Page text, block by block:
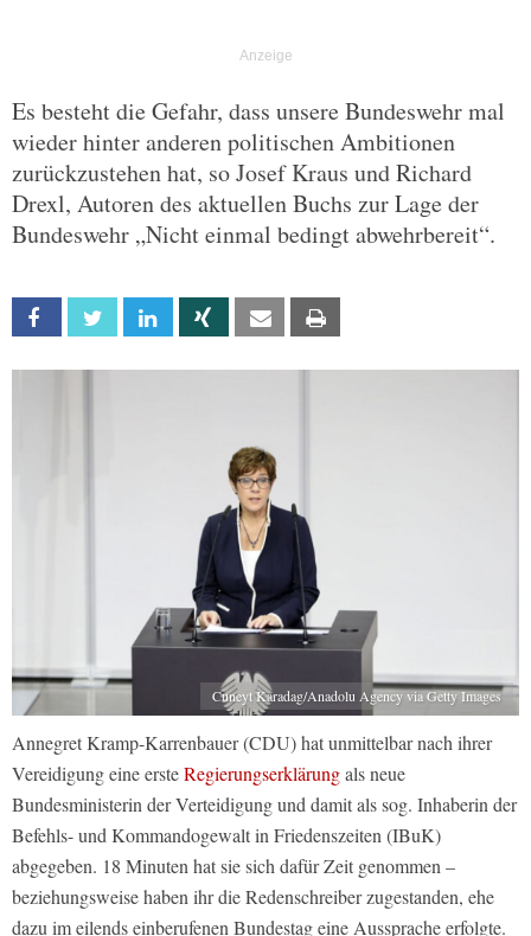
Es besteht die Gefahr, dass unsere Bundeswehr mal
wieder hinter anderen politischen Ambitionen
zurückzustehen hat, so Josef Kraus und Richard
Drexl, Autoren des aktuellen Buchs zur Lage der
Bundeswehr „Nicht einmal bedingt abwehrbereit“.
Facebook Twitter Linkedin Xing Email
Cuneyt Karadag/Anadolu Agency via Getty Images
Annegret Kramp-Karrenbauer (CDU) hat unmittelbar nach ihrer
Vereidigung eine ersteRegierungserklärungals neue
Bundesministerin der Verteidigung und damit als sog. Inhaberin der
Befehls- und Kommandogewalt in Friedenszeiten (IBuK)
abgegeben. 18 Minuten hat sie sich dafür Zeit genommen –
beziehungsweise haben ihr die Redenschreiber zugestanden, ehe
dazu im eilends einberufenen Bundestag eine Aussprache erfolgte.